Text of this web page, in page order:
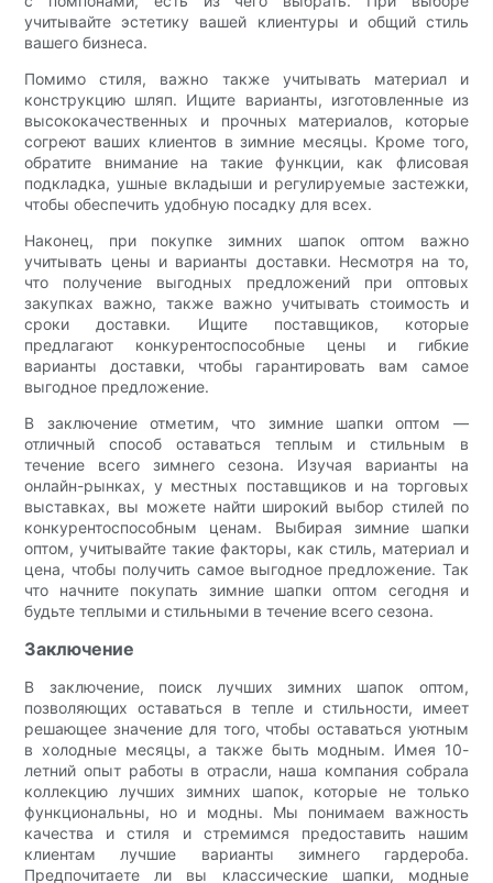
учитывайте эстетику вашей клиентуры и общий стиль
вашего бизнеса.
Помимо стиля, важно также учитывать материал и
конструкцию шляп. Ищите варианты, изготовленные из
высококачественных и прочных материалов, которые
согреют ваших клиентов в зимние месяцы. Кроме того,
обратите внимание на такие функции, как флисовая
подкладка, ушные вкладыши и регулируемые застежки,
чтобы обеспечить удобную посадку для всех.
Наконец, при покупке зимних шапок оптом важно
учитывать цены и варианты доставки. Несмотря на то,
что получение выгодных предложений при оптовых
закупках важно, также важно учитывать стоимость и
сроки доставки. Ищите поставщиков, которые
предлагают конкурентоспособные цены и гибкие
варианты доставки, чтобы гарантировать вам самое
выгодное предложение.
В заключение отметим, что зимние шапки оптом —
отличный способ оставаться теплым и стильным в
течение всего зимнего сезона. Изучая варианты на
онлайн-рынках, у местных поставщиков и на торговых
выставках, вы можете найти широкий выбор стилей по
конкурентоспособным ценам. Выбирая зимние шапки
оптом, учитывайте такие факторы, как стиль, материал и
цена, чтобы получить самое выгодное предложение. Так
что начните покупать зимние шапки оптом сегодня и
будьте теплыми и стильными в течение всего сезона.
Заключение
В заключение, поиск лучших зимних шапок оптом,
позволяющих оставаться в тепле и стильности, имеет
решающее значение для того, чтобы оставаться уютным
в холодные месяцы, а также быть модным. Имея 10-
летний опыт работы в отрасли, наша компания собрала
коллекцию лучших зимних шапок, которые не только
функциональны, но и модны. Мы понимаем важность
качества и стиля и стремимся предоставить нашим
клиентам лучшие варианты зимнего гардероба.
Предпочитаете ли вы классические шапки, модные